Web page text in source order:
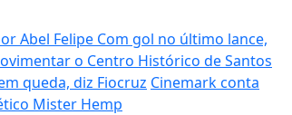
Abel Felipe Com gol no último lance,
o Centro Histórico de Santos
queda, diz Fiocruz Cinemark conta
Mister Hemp